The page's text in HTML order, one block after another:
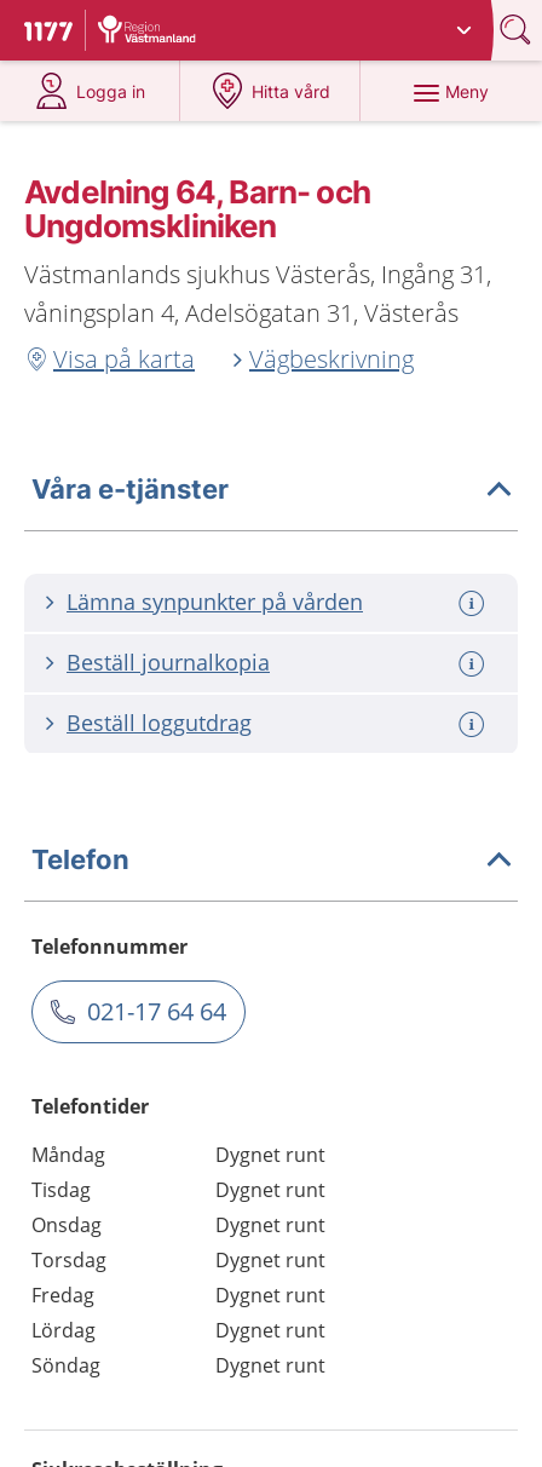
Till startsidan för 1177
Du har valt region
Logga in
på 1177.se
Hitta vård
på 1177.se
Meny
Avdelning 64, Barn- och
Ungdomskliniken
Västmanlands sjukhus Västerås, Ingång 31,
våningsplan 4, Adelsögatan 31, Västerås
Visa på karta
Vägbeskrivning
Våra e-tjänster
Lämna synpunkter på vården
Beställ journalkopia
Beställ loggutdrag
Telefon
Telefonnummer
021-17 64 64
Telefontider
Måndag
Dygnet runt
Tisdag
Dygnet runt
Onsdag
Dygnet runt
Torsdag
Dygnet runt
Fredag
Dygnet runt
Lördag
Dygnet runt
Söndag
Dygnet runt